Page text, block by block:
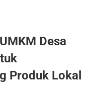
Desa
Produk Lokal